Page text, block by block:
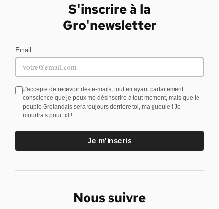
S'inscrire à la
Gro'newsletter
Email
J'accepte de recevoir des e-mails, tout en ayant parfaitement
conscience que je peux me désinscrire à tout moment, mais que le
peuple Grolandais sera toujours derrière toi, ma gueule ! Je
mourirais pour toi !
Je m'inscris
Nous suivre